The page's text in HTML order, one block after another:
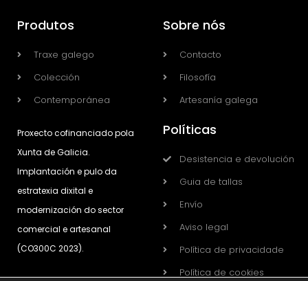
Produtos
Traxe galego
Colección
Contemporánea
Sobre nós
Contacto
Filosofía
Artesanía galega
Proxecto cofinanciado pola
Xunta de Galicia.
Implantación e pulo da
estratexia dixital e
modernización do sector
comercial e artesanal
(CO300C 2023).
Políticas
Desistencia e devolución
Guia de tallas
Envío
Aviso legal
Política de privacidade
Política de cookies